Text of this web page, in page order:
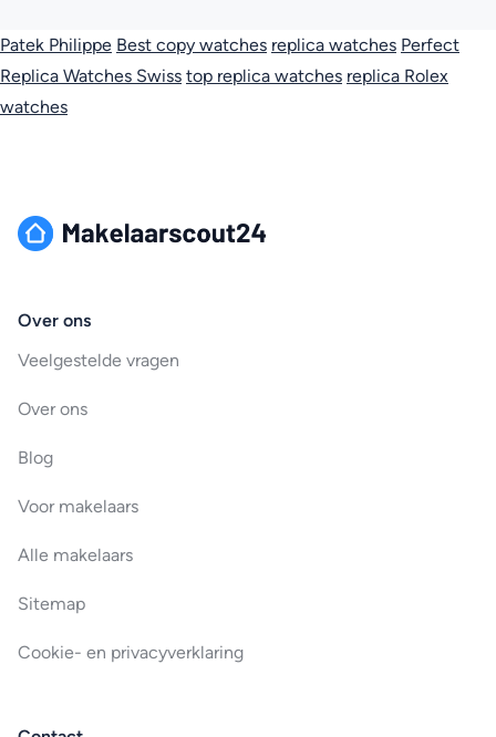
Patek Philippe Best copy watches replica watches Perfect
Replica Watches Swiss top replica watches replica Rolex
watches
Over ons
Veelgestelde vragen
Over ons
Blog
Voor makelaars
Alle makelaars
Sitemap
Cookie- en privacyverklaring